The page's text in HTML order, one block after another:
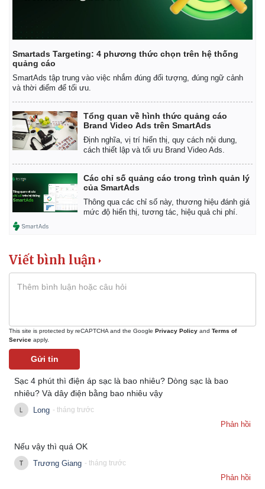
Kinh tế
Bất động sản
Khởi nghiệp
Thị trường
Giá vàng
Tỷ giá
Chứng khoán
Smartads Targeting: 4 phương thức chọn trên hệ thống
quảng cáo
SmartAds tập trung vào việc nhắm đúng đối tượng, đúng ngữ cảnh
và thời điểm để tối ưu.
Tổng quan về hình thức quảng cáo
Brand Video Ads trên SmartAds
Định nghĩa, vị trí hiển thị, quy cách nội dung,
cách thiết lập và tối ưu Brand Video Ads.
Các chỉ số quảng cáo trong trình quản lý
của SmartAds
Thông qua các chỉ số này, thương hiệu đánh giá
mức độ hiển thị, tương tác, hiệu quả chi phí.
Viết bình luận
This site is protected by reCAPTCHA and the Google Privacy Policy and Terms of
Service apply.
Gửi tin
Sạc 4 phút thì điện áp sạc là bao nhiêu? Dòng sạc là bao
nhiêu? Và dây điện bằng bao nhiêu vậy
Long - tháng trước
Phản hồi
Nếu vậy thì quá OK
Trương Giang - tháng trước
Phản hồi